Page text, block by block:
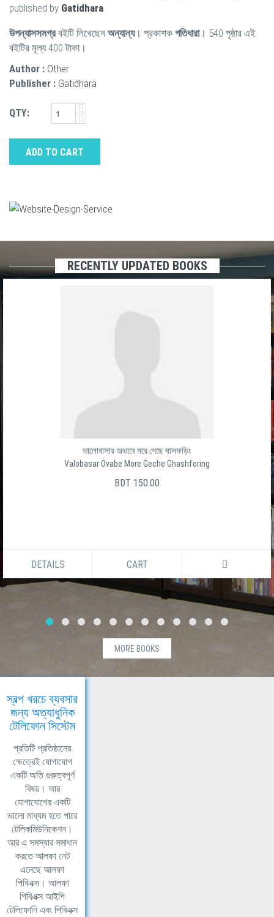
published by Gatidhara
উপন্যাসসমগ্রবইটি লিখেছেন অন্যান্য। প্রকাশক গতিধারা। 540 পৃষ্ঠার এই
বইটির মূল্য 400 টাকা।
Author : Other
Publisher : Gatidhara
QTY:
ADD TO CART
RECENTLY UPDATED BOOKS
ভালোবাসার অভাবে মরে গেছে ঘাসফড়িং
Valobasar Ovabe More Geche Ghashforing
BDT 150.00
DETAILS CART
MORE BOOKS
স্বল্প খরচে ব্যবসার
জন্য অত্যাধুনিক
টেলিফোন সিস্টেম
প্রতিটি প্রতিষ্ঠানের
ক্ষেত্রেই যোগাযোগ
একটি অতি গুরুত্বপূর্ণ
বিষয়। আর
যোগাযোগের একটি
ভালো মাধ্যম হতে পারে
টেলিকমিউনিকেশন।
আর এ সমস্যার সমাধান
করতে আলফা নেট
এনেছে আলফা
পিবিএক্স। আলফা
পিবিএক্স আইপি
টেলিফোনি এবং পিবিএক্স